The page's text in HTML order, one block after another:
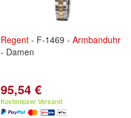
Regent - F-1469 - Armbanduhr
- Damen
95,54 €
Kostenloser Versand